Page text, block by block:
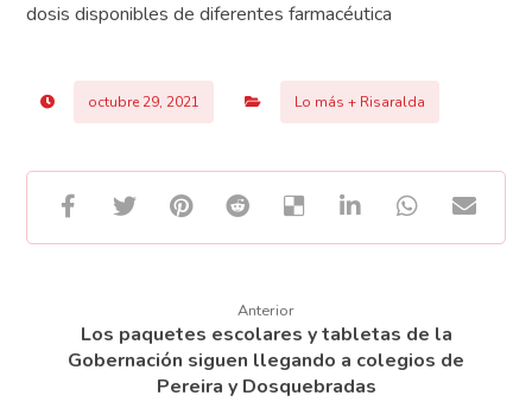
dosis disponibles de diferentes farmacéutica
octubre 29, 2021 Lo más + Risaralda
Anterior
Los paquetes escolares y tabletas de la
Gobernación siguen llegando a colegios de
Pereira y Dosquebradas